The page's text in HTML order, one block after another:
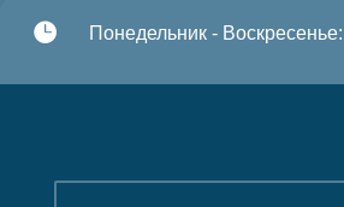
 Понедельник -